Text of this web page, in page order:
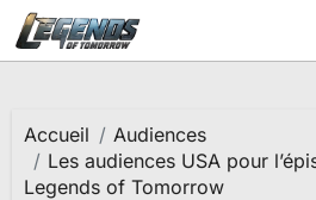
Passer
au
contenu
Accueil
Audiences
Les audiences USA pour
Legends of Tomorrow